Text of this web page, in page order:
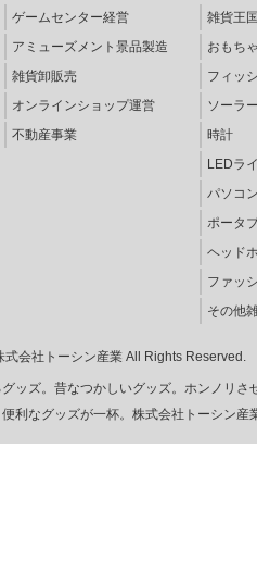
ゲームセンター経営
アミューズメント景品製造
雑貨卸販売
オンラインショップ運営
不動産事業
雑貨王
おもち
フィッ
ソーラ
時計
LEDラ
パソコ
ポータ
ヘッド
ファッ
その他
会社トーシン産業 All Rights Reserved.
ッズ。昔なつかしいグッズ。ホンノリさ
利なグッズが一杯。株式会社トーシン